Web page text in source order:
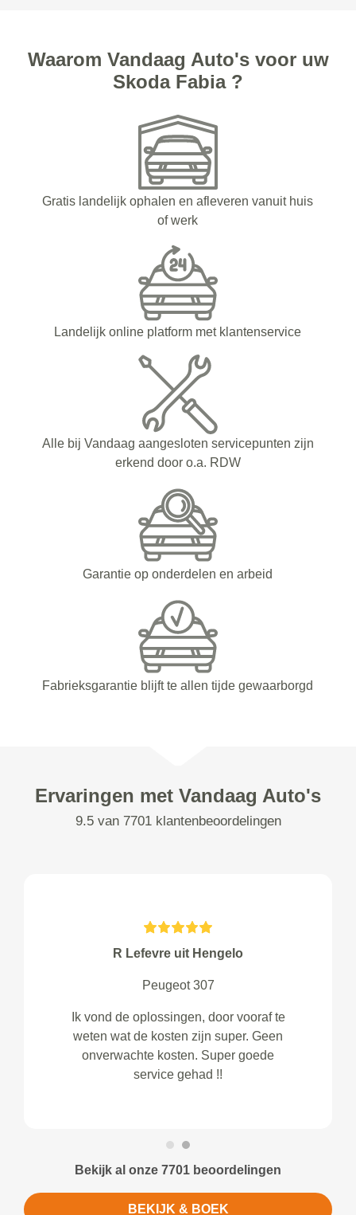
Waarom Vandaag Auto's voor uw
Skoda Fabia ?
Gratis landelijk ophalen en afleveren vanuit huis
of werk
Landelijk online platform met klantenservice
Alle bij Vandaag aangesloten servicepunten zijn
erkend door o.a. RDW
Garantie op onderdelen en arbeid
Fabrieksgarantie blijft te allen tijde gewaarborgd
Ervaringen met Vandaag Auto's
9.5 van 7701 klantenbeoordelingen
R Lefevre uit Hengelo
Peugeot 307
Ik vond de oplossingen, door vooraf te
weten wat de kosten zijn super. Geen
onverwachte kosten. Super goede
service gehad !!
Bekijk al onze 7701 beoordelingen
BEKIJK & BOEK